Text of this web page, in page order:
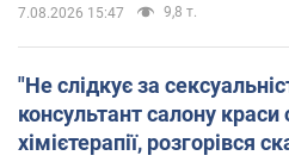
7.08.2026 15:47 9,8 т.
"Не слідкує за
консультант салону краси
хімієтерапії, розгорівся